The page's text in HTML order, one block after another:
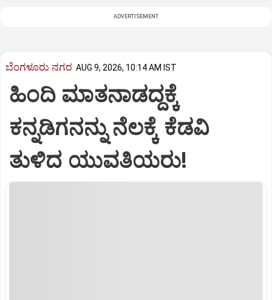
ADVERTISEMENT
ಬೆಂಗಳೂರು ನಗರ AUG 9, 2026, 10:14 AM IST
ಹಿಂದಿ ಮಾತನಾಡದ್ದಕ್ಕೆ
ಕನ್ನಡಿಗನನ್ನು ನೆಲಕ್ಕೆ ಕೆಡವಿ
ತುಳಿದ ಯುವತಿಯರು!